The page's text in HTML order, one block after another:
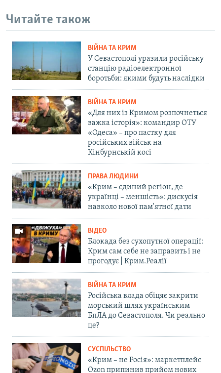
Читайте також
ВІЙНА ТА КРИМ
У Севастополі уразили російську
станцію радіоелектронної
боротьби: якими будуть наслідки
ВІЙНА ТА КРИМ
«Для них із Кримом розпочнеться
важка історія»: командир ОТУ
«Одеса» – про пастку для
російських військ на
Кінбурнській косі
ПРАВА ЛЮДИНИ
«Крим – єдиний регіон, де
українці – меншість»: дискусія
навколо нової пам'ятної дати
ВІДЕО
Блокада без сухопутної операції:
Крим сам себе не заправить і не
прогодує | Крим.Реалії
ВІЙНА ТА КРИМ
Російська влада обіцяє закрити
морський шлях українським
БпЛА до Севастополя. Чи реально
це?
СУСПІЛЬСТВО
«Крим – не Росія»: маркетплейс
Ozon припинив прийом нових